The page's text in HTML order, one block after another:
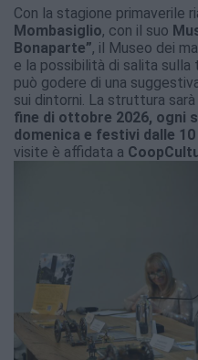
Con la stagione primaverile
Mombasiglio, con il suo
Bonaparte”, il Museo dei
e la possibilità di salita sulla
può godere di una
sui dintorni. La struttura
fine di ottobre 2026, ogni
domenica e festivi dalle 10
visite è affidata a